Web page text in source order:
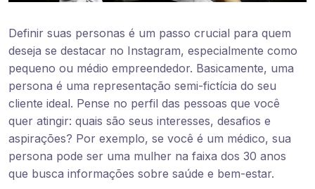
Definir suas personas é um passo crucial para quem
deseja se destacar no Instagram, especialmente como
pequeno ou médio empreendedor. Basicamente, uma
persona é uma representação semi-fictícia do seu
cliente ideal. Pense no perfil das pessoas que você
quer atingir: quais são seus interesses, desafios e
aspirações? Por exemplo, se você é um médico, sua
persona pode ser uma mulher na faixa dos 30 anos
que busca informações sobre saúde e bem-estar.